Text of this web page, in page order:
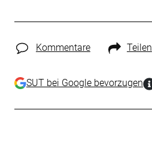
Kommentare Teilen
SUT bei Google bevorzugen